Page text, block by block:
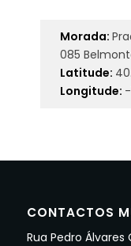
Morada:
085
Latitude:
Longitude:
CONTACTOS
Rua Pedro Álvares